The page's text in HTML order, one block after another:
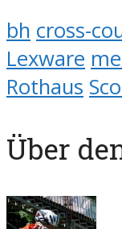
bh cross-
Lexware
Rothaus
Über